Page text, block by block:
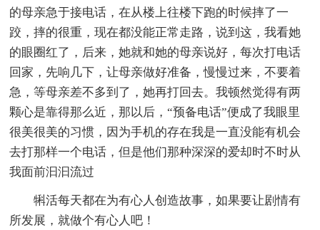
的母亲急于接电话，在从楼上往楼下跑的时候摔了一
跤，摔的很重，现在都没能正常走路，说到这，我看她
的眼圈红了，后来，她就和她的母亲说好，每次打电话
回家，先响几下，让母亲做好准备，慢慢过来，不要着
急，等母亲差不多到了，她再打回去。我顿然觉得有两
颗心是靠得那么近，那以后，“预备电话”便成了我眼里
很美很美的习惯，因为手机的存在我是一直没能有机会
去打那样一个电话，但是他们那种深深的爱却时不时从
我面前汩汩流过
犐活每天都在为有心人创造故事，如果要让剧情有
所发展，就做个有心人吧！